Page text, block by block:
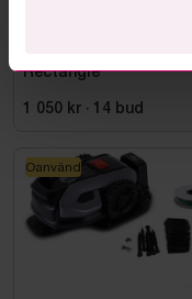
Rectangle
1 050 kr · 14 bud
Oanvänd